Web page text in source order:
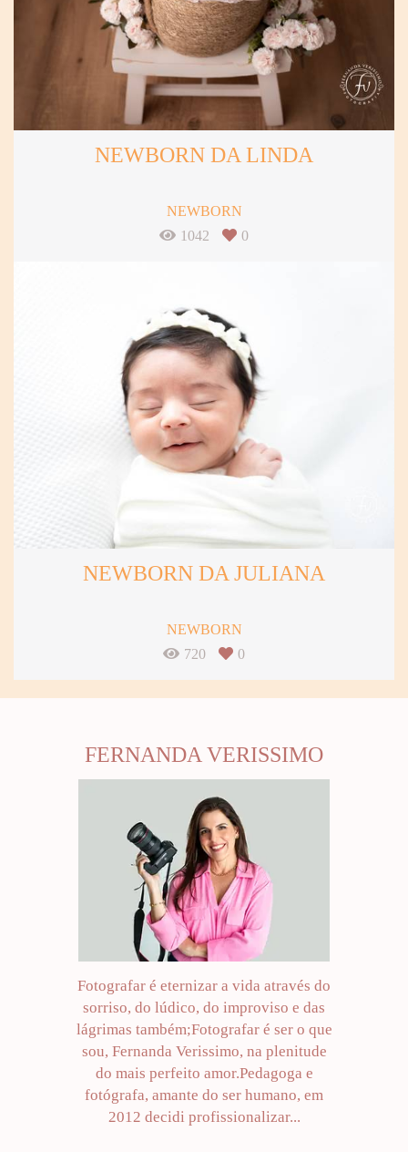
NEWBORN DA LINDA
NEWBORN
1042
0
NEWBORN DA JULIANA
NEWBORN
720
0
FERNANDA VERISSIMO
Fotografar é eternizar a vida através do
sorriso, do lúdico, do improviso e das
lágrimas também;Fotografar é ser o que
sou, Fernanda Verissimo, na plenitude
do mais perfeito amor.Pedagoga e
fotógrafa, amante do ser humano, em
2012 decidi profissionalizar...